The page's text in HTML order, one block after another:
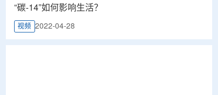
“碳-14”如何影响生活？
视频 2022-04-28